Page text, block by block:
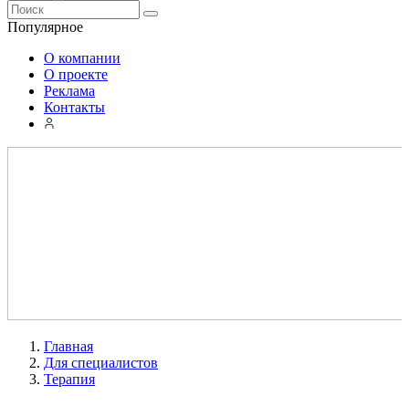
Популярное
О компании
О проекте
Реклама
Контакты
Главная
Для специалистов
Терапия